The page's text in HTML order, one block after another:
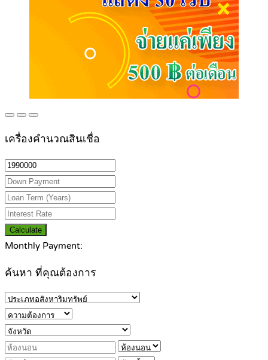
เครื่องคำนวณสินเชื่อ
Calculate
Monthly Payment:
ค้นหา ที่คุณต้องการ